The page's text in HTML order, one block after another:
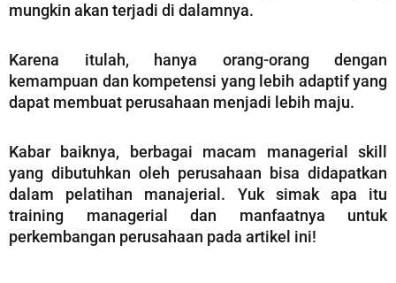
mungkin akan terjadi di dalamnya.
Karena itulah, hanya orang-orang dengan
kemampuan dan kompetensi yang lebih adaptif yang
dapat membuat perusahaan menjadi lebih maju.
Kabar baiknya, berbagai macam managerial skill
yang dibutuhkan oleh perusahaan bisa didapatkan
dalam pelatihan manajerial. Yuk simak apa itu
training managerial dan manfaatnya untuk
perkembangan perusahaan pada artikel ini!